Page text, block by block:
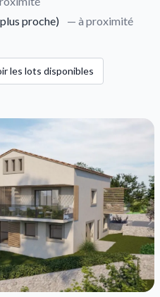
proche) — à proximité
les lots disponibles